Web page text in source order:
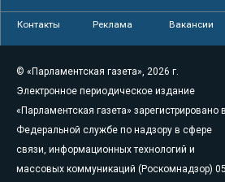
Контакты Реклама Вакансии
© «Парламентская газета», 2026 г.
Электронное периодическое издание
«Парламентская газета» зарегистрировано в
Федеральной службе по надзору в сфере
связи, информационных технологий и
массовых коммуникаций (Роскомнадзор) 05